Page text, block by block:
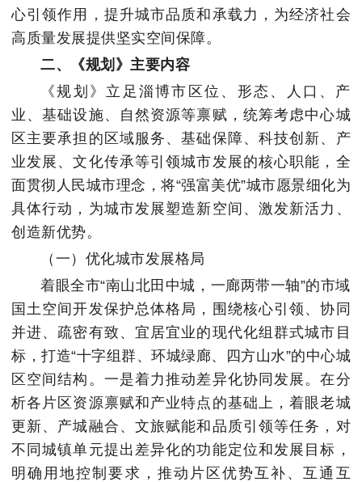
心引领作用，提升城市品质和承载力，为经济社会
高质量发展提供坚实空间保障。
二、《规划》主要内容
《规划》立足淄博市区位、形态、人口、产
业、基础设施、自然资源等禀赋，统筹考虑中心城
区主要承担的区域服务、基础保障、科技创新、产
业发展、文化传承等引领城市发展的核心职能，全
面贯彻人民城市理念，将“强富美优”城市愿景细化为
具体行动，为城市发展塑造新空间、激发新活力、
创造新优势。
（一）优化城市发展格局
着眼全市“南山北田中城，一廊两带一轴”的市域
国土空间开发保护总体格局，围绕核心引领、协同
并进、疏密有致、宜居宜业的现代化组群式城市目
标，打造“十字组群、环城绿廊、四方山水”的中心城
区空间结构。一是着力推动差异化协同发展。在分
析各片区资源禀赋和产业特点的基础上，着眼老城
更新、产城融合、文旅赋能和品质引领等任务，对
不同城镇单元提出差异化的功能定位和发展目标，
明确用地控制要求，推动片区优势互补、互通互